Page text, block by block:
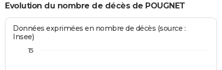
Evolution du nombre de décès de POUGNET
Données exprimées en nombre de décès (source :
Insee)
15